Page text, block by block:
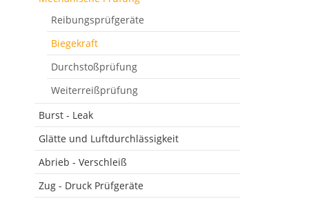
Reibungsprüfgeräte
Biegekraft
Durchstoßprüfung
Weiterreißprüfung
Burst - Leak
Glätte und Luftdurchlässigkeit
Abrieb - Verschleiß
Zug - Druck Prüfgeräte